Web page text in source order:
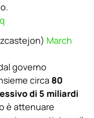
March
governo
circa 80
di 5 miliardi
è attenuare